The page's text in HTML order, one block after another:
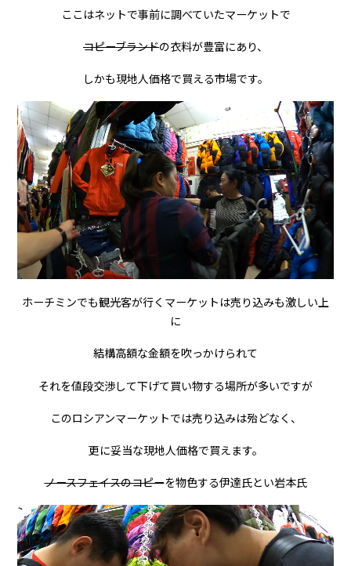
ここはネットで事前に調べていたマーケットで
コピーブランドの衣料が豊富にあり、
しかも現地人価格で買える市場です。
ホーチミンでも観光客が行くマーケットは売り込みも激しい上
に
結構高額な金額を吹っかけられて
それを値段交渉して下げて買い物する場所が多いですが
このロシアンマーケットでは売り込みは殆どなく、
更に妥当な現地人価格で買えます。
ノースフェイスのコピーを物色する伊達氏とい岩本氏